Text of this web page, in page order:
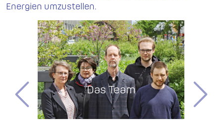
Energien umzustellen.
Das Team
Previous Next